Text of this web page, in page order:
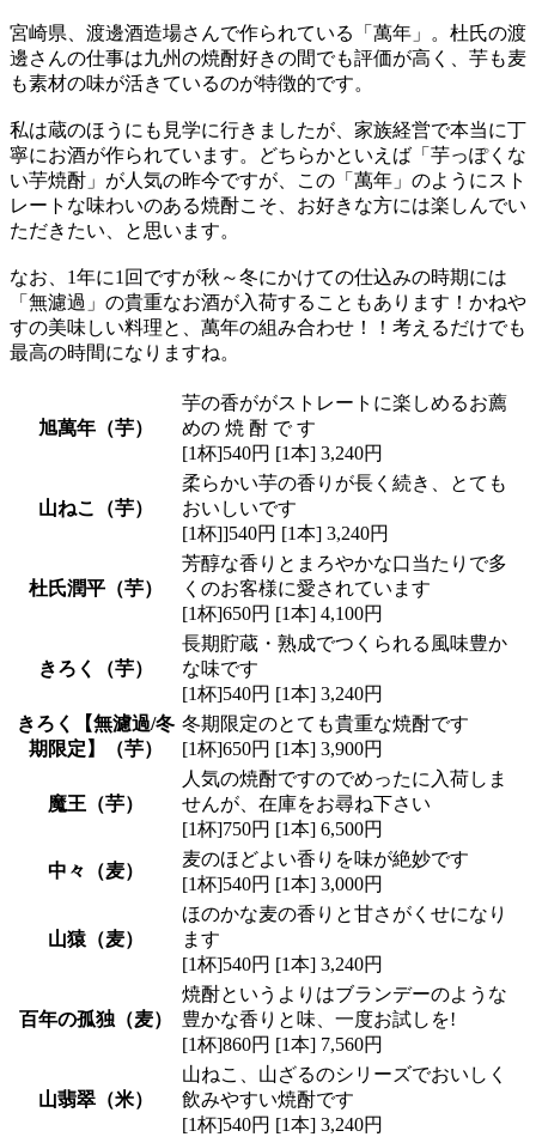
宮崎県、渡邊酒造場さんで作られている「萬年」。杜氏の渡
邊さんの仕事は九州の焼酎好きの間でも評価が高く、芋も麦
も素材の味が活きているのが特徴的です。
私は蔵のほうにも見学に行きましたが、家族経営で本当に丁
寧にお酒が作られています。どちらかといえば「芋っぽくな
い芋焼酎」が人気の昨今ですが、この「萬年」のようにスト
レートな味わいのある焼酎こそ、お好きな方には楽しんでい
ただきたい、と思います。
なお、1年に1回ですが秋～冬にかけての仕込みの時期には
「無濾過」の貴重なお酒が入荷することもあります！かねや
すの美味しい料理と、萬年の組み合わせ！！考えるだけでも
最高の時間になりますね。
旭萬年（芋）
芋の香ががストレートに楽しめるお薦
めの 焼 酎 で す
[1杯]540円 [1本] 3,240円
山ねこ（芋）
柔らかい芋の香りが長く続き、とても
おいしいです
[1杯]]540円 [1本] 3,240円
杜氏潤平（芋）
芳醇な香りとまろやかな口当たりで多
くのお客様に愛されています
[1杯]650円 [1本] 4,100円
きろく（芋）
長期貯蔵・熟成でつくられる風味豊か
な味です
[1杯]540円 [1本] 3,240円
きろく【無濾過/冬
期限定】（芋）
冬期限定のとても貴重な焼酎です
[1杯]650円 [1本] 3,900円
魔王（芋）
人気の焼酎ですのでめったに入荷しま
せんが、在庫をお尋ね下さい
[1杯]750円 [1本] 6,500円
中々（麦）
麦のほどよい香りを味が絶妙です
[1杯]540円 [1本] 3,000円
山猿（麦）
ほのかな麦の香りと甘さがくせになり
ます
[1杯]540円 [1本] 3,240円
百年の孤独（麦）
焼酎というよりはブランデーのような
豊かな香りと味、一度お試しを!
[1杯]860円 [1本] 7,560円
山翡翠（米）
山ねこ、山ざるのシリーズでおいしく
飲みやすい焼酎です
[1杯]540円 [1本] 3,240円